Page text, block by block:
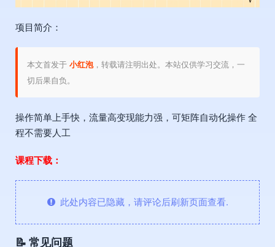
项目简介：
本文首发于 小红泡，转载请注明出处。本站仅供学习交流，一
切后果自负。
操作简单上手快，流量高变现能力强，可矩阵自动化操作 全
程不需要人工
课程下载：
此处内容已隐藏，请评论后刷新页面查看.
📝 常见问题